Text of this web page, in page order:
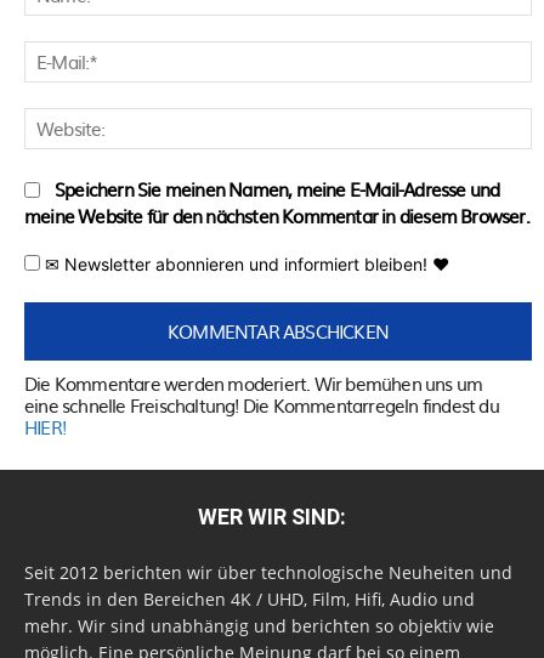
Speichern Sie meinen Namen, meine E-Mail-Adresse und
meine Website für den nächsten Kommentar in diesem Browser.
✉ Newsletter abonnieren und informiert bleiben! ♥
Die Kommentare werden moderiert. Wir bemühen uns um
eine schnelle Freischaltung! Die Kommentarregeln findest du
HIER!
WER WIR SIND:
Seit 2012 berichten wir über technologische Neuheiten und
Trends in den Bereichen 4K / UHD, Film, Hifi, Audio und
mehr. Wir sind unabhängig und berichten so objektiv wie
möglich. Eine persönliche Meinung darf bei so einem